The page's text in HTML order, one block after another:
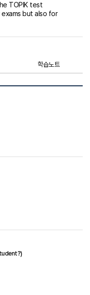
TOPIK test
but also for
학습노트